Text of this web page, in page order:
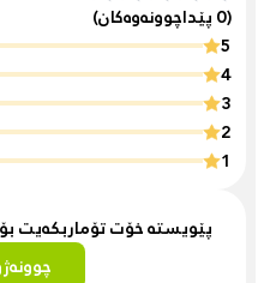
(0 پێداچوونەوەکان)
5
4
3
2
1
پێویستە خۆت تۆماربکەیت